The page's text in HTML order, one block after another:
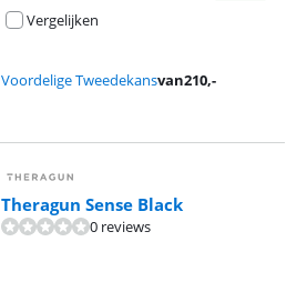
Vergelijken
Voordelige Tweedekansvan210,-
Theragun Sense Black
0 reviews